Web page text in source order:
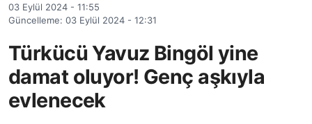
03 Eylül 2024 - 11:55
Güncelleme: 03 Eylül 2024 - 12:31
Türkücü Yavuz Bingöl yine
damat oluyor! Genç aşkıyla
evlenecek